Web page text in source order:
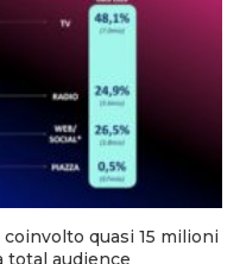
quasi 15 milioni
total audience